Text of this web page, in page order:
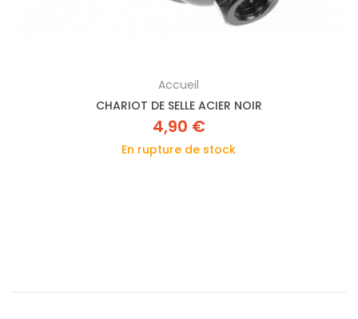
Accueil
CHARIOT DE SELLE ACIER NOIR
4,90 €
En rupture de stock